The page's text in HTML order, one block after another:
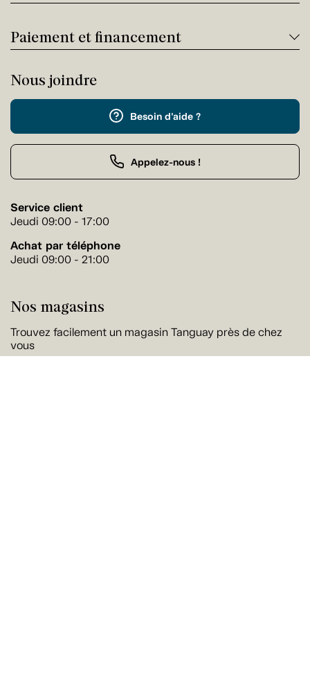
Paiement et financement
Nous joindre
Besoin d'aide ?
Appelez-nous !
Service client
Jeudi 09:00 - 17:00
Achat par téléphone
Jeudi 09:00 - 21:00
Nos magasins
Trouvez facilement un magasin Tanguay près de chez
vous